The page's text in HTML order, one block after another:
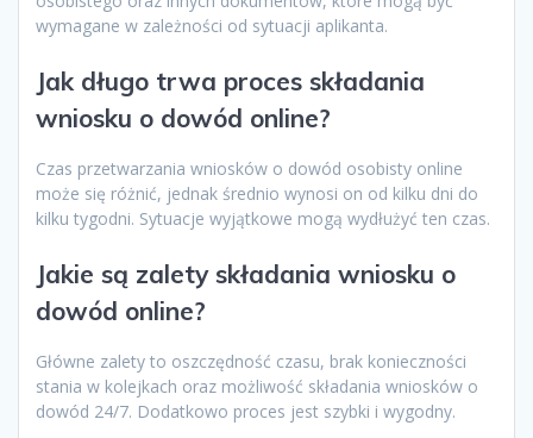
wymagane w zależności od sytuacji aplikanta.
Jak długo trwa proces składania
wniosku o dowód online?
Czas przetwarzania wniosków o dowód osobisty online
może się różnić, jednak średnio wynosi on od kilku dni do
kilku tygodni. Sytuacje wyjątkowe mogą wydłużyć ten czas.
Jakie są zalety składania wniosku o
dowód online?
Główne zalety to oszczędność czasu, brak konieczności
stania w kolejkach oraz możliwość składania wniosków o
dowód 24/7. Dodatkowo proces jest szybki i wygodny.